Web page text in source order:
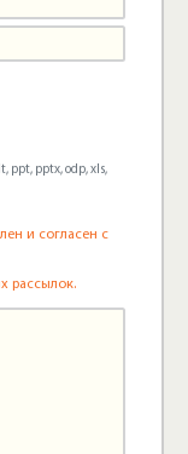
ppt, pptx, odp, xls,
и согласен с
рассылок.